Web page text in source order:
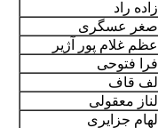
ازاده راد
اصغر عسگری
اعظم غلام پور آژیر
افرا فتوحی
الف قاف
الناز معقولی
الهام جزایری